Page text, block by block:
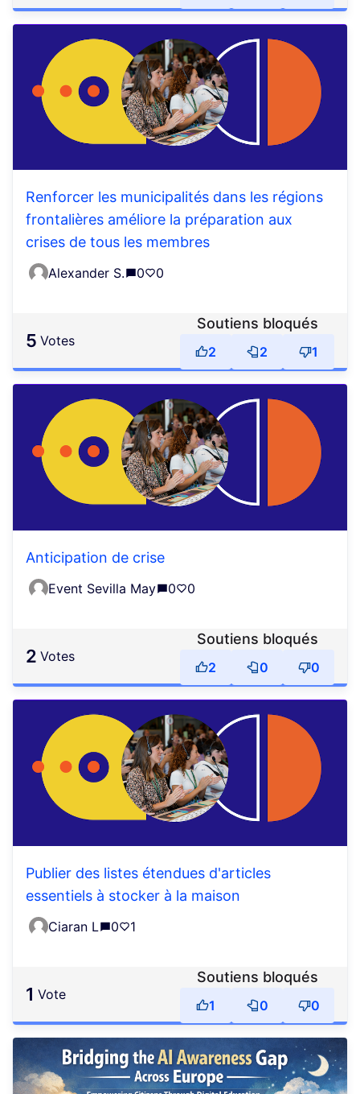
Renforcer les municipalités dans les régions
frontalières améliore la préparation aux
crises de tous les membres
Alexander S. 0 0
5 votes
Soutiens bloqués
2 2 1
Anticipation de crise
Event Sevilla May 0 0
2 votes
Soutiens bloqués
2 0 0
Publier des listes étendues d'articles
essentiels à stocker à la maison
Ciaran L 0 1
1 vote
Soutiens bloqués
1 0 0